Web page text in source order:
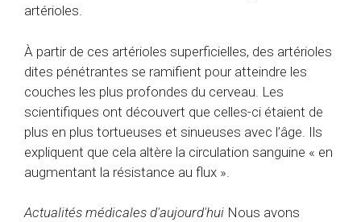
artérioles.
À partir de ces artérioles superficielles, des artérioles
dites pénétrantes se ramifient pour atteindre les
couches les plus profondes du cerveau. Les
scientifiques ont découvert que celles-ci étaient de
plus en plus tortueuses et sinueuses avec l’âge. Ils
expliquent que cela altère la circulation sanguine « en
augmentant la résistance au flux ».
Actualités médicales d'aujourd'hui Nous avons